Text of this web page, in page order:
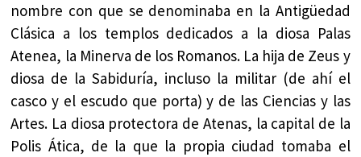
nombre con que se denominaba en la Antigüedad
Clásica a los templos dedicados a la diosa Palas
Atenea, la Minerva de los Romanos. La hija de Zeus y
diosa de la Sabiduría, incluso la militar (de ahí el
casco y el escudo que porta) y de las Ciencias y las
Artes. La diosa protectora de Atenas, la capital de la
Polis Ática, de la que la propia ciudad tomaba el